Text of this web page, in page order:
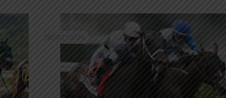
08/07/2026